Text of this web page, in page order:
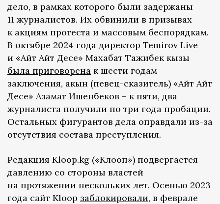
дело, в рамках которого были задержаны
11 журналистов. Их обвинили в призывах
к акциям протеста и массовым беспорядкам.
В октябре 2024 года директор Temirov Live
и «Айт Айт Десе» Махабат Тажибек кызы
была приговорена к шести годам
заключения, акын (певец-сказитель) «Айт Айт
Десе» Азамат Ишенбеков – к пяти, два
журналиста получили по три года пробации.
Остальных фигурантов дела оправдали из-за
отсутствия состава преступления.
Редакция Kloop.kg («Клооп») подвергается
давлению со стороны властей
на протяжении нескольких лет. Осенью 2023
года сайт Kloop заблокировали, в феврале